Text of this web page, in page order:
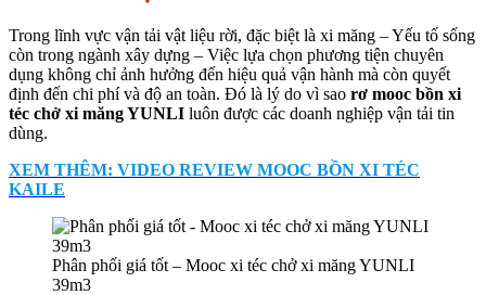
Trong lĩnh vực vận tải vật liệu rời, đặc biệt là xi măng – Yếu tố sống
còn trong ngành xây dựng – Việc lựa chọn phương tiện chuyên
dụng không chỉ ảnh hưởng đến hiệu quả vận hành mà còn quyết
định đến chi phí và độ an toàn. Đó là lý do vì sao rơ mooc bồn xi
téc chở xi măng YUNLI luôn được các doanh nghiệp vận tải tin
dùng.
XEM THÊM: VIDEO REVIEW MOOC BỒN XI TÉC
KAILE
Phân phối giá tốt – Mooc xi téc chở xi măng YUNLI
39m3